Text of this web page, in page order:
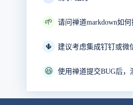
🌱 请问禅道markdown如何
🌵 建议考虑集成钉钉或微
😆 使用禅道提交BUG后